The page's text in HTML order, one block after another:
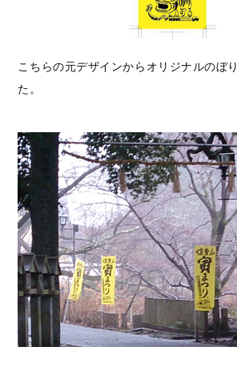
こちらの元デザインからオリジナルのぼ
た。